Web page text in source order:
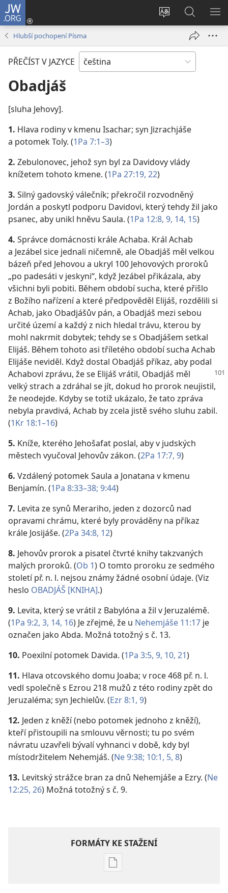
JW.ORG
Změnit
stránek
Přihlásit
se
okno)
Hledat
na
JW.ORG
Hlubší pochopení Písma
PŘEČÍST V JAZYCE
Obadjáš
[sluha Jehovy].
1. Hlava rodiny v kmenu Isachar; syn Jizrachjáše
a potomek Toly. (1Pa 7:1–3)
2. Zebulonovec, jehož syn byl za Davidovy vlády
knížetem tohoto kmene. (1Pa 27:19, 22)
3. Silný gadovský válečník; překročil rozvodněný
Jordán a poskytl podporu Davidovi, který tehdy žil jako
psanec, aby unikl hněvu Saula. (1Pa 12:8, 9, 14, 15)
4. Správce domácnosti krále Achaba. Král Achab
a Jezábel sice jednali ničemně, ale Obadjáš měl velkou
bázeň před Jehovou a ukryl 100 Jehovových proroků
„po padesáti v jeskyni“, když Jezábel přikázala, aby
všichni byli pobiti. Během období sucha, které přišlo
z Božího nařízení a které předpověděl Elijáš, rozdělili si
Achab, jako Obadjášův pán, a Obadjáš mezi sebou
určité území a každý z nich hledal trávu, kterou by
mohl nakrmit dobytek; tehdy se s Obadjášem setkal
Elijáš. Během tohoto asi tříletého období sucha Achab
Elijáše neviděl. Když dostal Obadjáš příkaz, aby podal
Achabovi zprávu, že se Elijáš vrátil, Obadjáš měl
velký strach a zdráhal se jít, dokud ho prorok neujistil,
že neodejde. Kdyby se totiž ukázalo, že tato zpráva
nebyla pravdivá, Achab by zcela jistě svého sluhu zabil.
(1Kr 18:1–16)
5. Kníže, kterého Jehošafat poslal, aby v judských
městech vyučoval Jehovův zákon. (2Pa 17:7, 9)
6. Vzdálený potomek Saula a Jonatana v kmenu
Benjamín. (1Pa 8:33–38; 9:44)
7. Levita ze synů Merariho, jeden z dozorců nad
opravami chrámu, které byly prováděny na příkaz
krále Josijáše. (2Pa 34:8, 12)
8. Jehovův prorok a pisatel čtvrté knihy takzvaných
malých proroků. (Ob 1) O tomto proroku ze sedmého
století př. n. l. nejsou známy žádné osobní údaje. (Viz
heslo OBADJÁŠ [KNIHA].)
9. Levita, který se vrátil z Babylóna a žil v Jeruzalémě.
(1Pa 9:2, 3, 14, 16) Je zřejmé, že u Nehemjáše 11:17 je
označen jako Abda. Možná totožný s č. 13.
10. Poexilní potomek Davida. (1Pa 3:5, 9, 10, 21)
11. Hlava otcovského domu Joaba; v roce 468 př. n. l.
vedl společně s Ezrou 218 mužů z této rodiny zpět do
Jeruzaléma; syn Jechielův. (Ezr 8:1, 9)
12. Jeden z kněží (nebo potomek jednoho z kněží),
kteří přistoupili na smlouvu věrnosti; tu po svém
návratu uzavřeli bývalí vyhnanci v době, kdy byl
místodržitelem Nehemjáš. (Ne 9:38; 10:1, 5, 8)
13. Levitský strážce bran za dnů Nehemjáše a Ezry. (Ne
12:25, 26) Možná totožný s č. 9.
FORMÁTY KE STAŽENÍ
Formáty